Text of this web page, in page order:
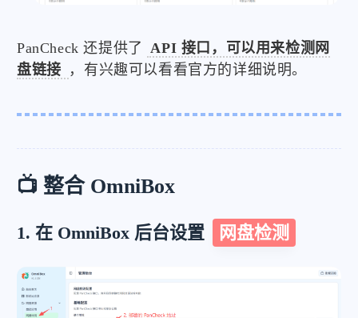
PanCheck 还提供了
API 接口，可以用来检测网
盘链接
，有兴趣可以看看官方的详细说明。
📺 整合 OmniBox
1. 在 OmniBox 后台设置 网盘检测